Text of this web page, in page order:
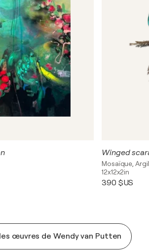
Winged
Mosaïque,
12x12x2in
390 $US
œuvres de Wendy van Putten